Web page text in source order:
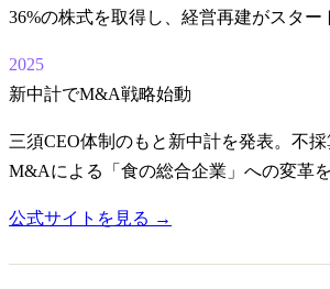
36%の株式を取得し、経営再建がスター
2025
新中計でM&A戦略始動
三須CEO体制のもと新中計を発表。不採
M&Aによる「食の総合企業」への変革
公式サイトを見る →